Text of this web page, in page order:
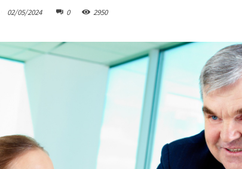
02/05/2024 0 2950